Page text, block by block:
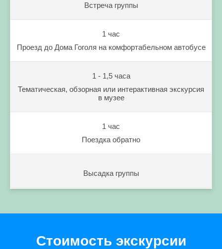
Встреча группы
1 час
Проезд до Дома Гоголя на комфортабельном автобусе
1 - 1,5 часа
Тематическая, обзорная или интерактивная экскурсия
в музее
1 час
Поездка обратно
Высадка группы
Стоимость экскурсии